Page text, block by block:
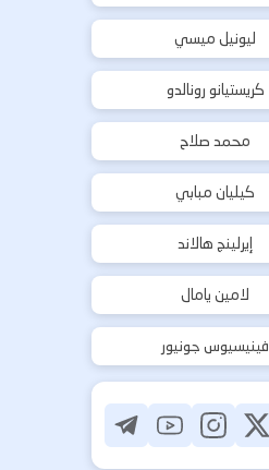
ليونيل ميسي
كريستيانو رونالدو
محمد صلاح
كيليان مبابي
إيرلينج هالاند
لامين يامال
فينيسيوس جونيور